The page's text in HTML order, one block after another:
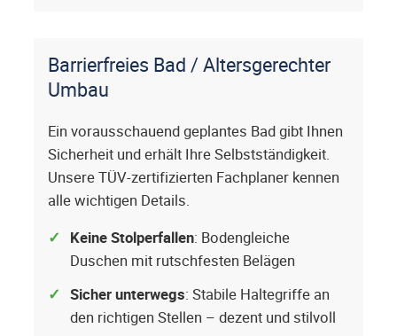
Barrierfreies Bad / Altersgerechter
Umbau
Ein vorausschauend geplantes Bad gibt Ihnen
Sicherheit und erhält Ihre Selbstständigkeit.
Unsere TÜV-zertifizierten Fachplaner kennen
alle wichtigen Details.
Keine Stolperfallen: Bodengleiche
Duschen mit rutschfesten Belägen
Sicher unterwegs: Stabile Haltegriffe an
den richtigen Stellen – dezent und stilvoll